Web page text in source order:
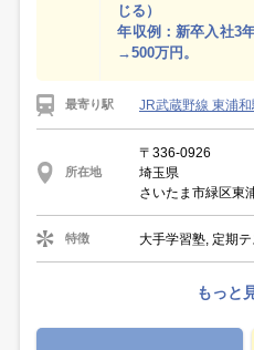
じる）
年収例：新卒入社3
→500万円。
最寄り駅 JR武蔵野線 東浦和
所在地
〒336-0926
埼玉県
さいたま市緑区東
特徴 大手学習塾, 定期テ
もっと